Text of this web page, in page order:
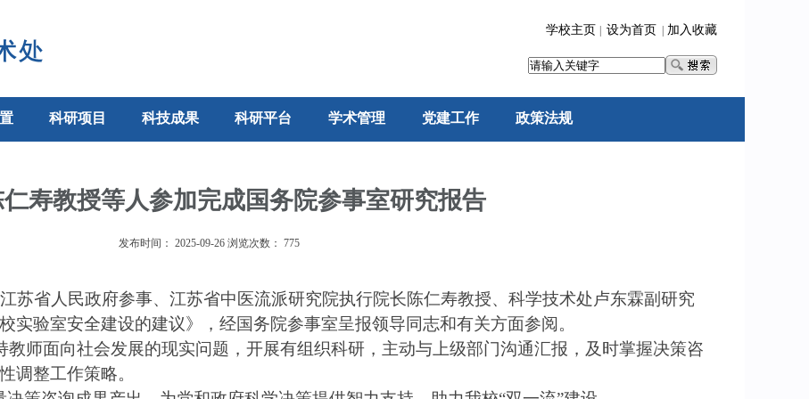
学校主页 设为首页 加入收藏
科研项目 科技成果 科研平台 学术管理 党建工作 政策法规
寿教授等人参加完成国务院参事室研究报告
发布时间： 2025-09-26 浏览次数： 775
苏省人民政府参事、江苏省中医流派研究院执行院长陈仁寿教授、科学技术处卢东霖副研究
实验室安全建设的建议》，经国务院参事室呈报领导同志和有关方面参阅。
教师面向社会发展的现实问题，开展有组织科研，主动与上级部门沟通汇报，及时掌握决策咨
调整工作策略。